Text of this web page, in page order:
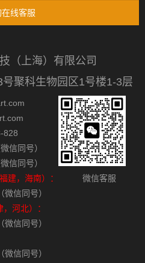
线客服
（上海）有限公司
聚科生物园区1号楼1-3层
828
信同号）
信同号）
建，海南）：
信同号）
河北）：
信同号）
信同号）
微信客服